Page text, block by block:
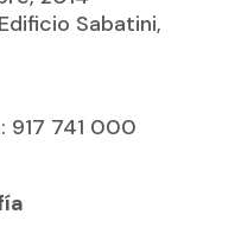
Sabatini,
917 741 000